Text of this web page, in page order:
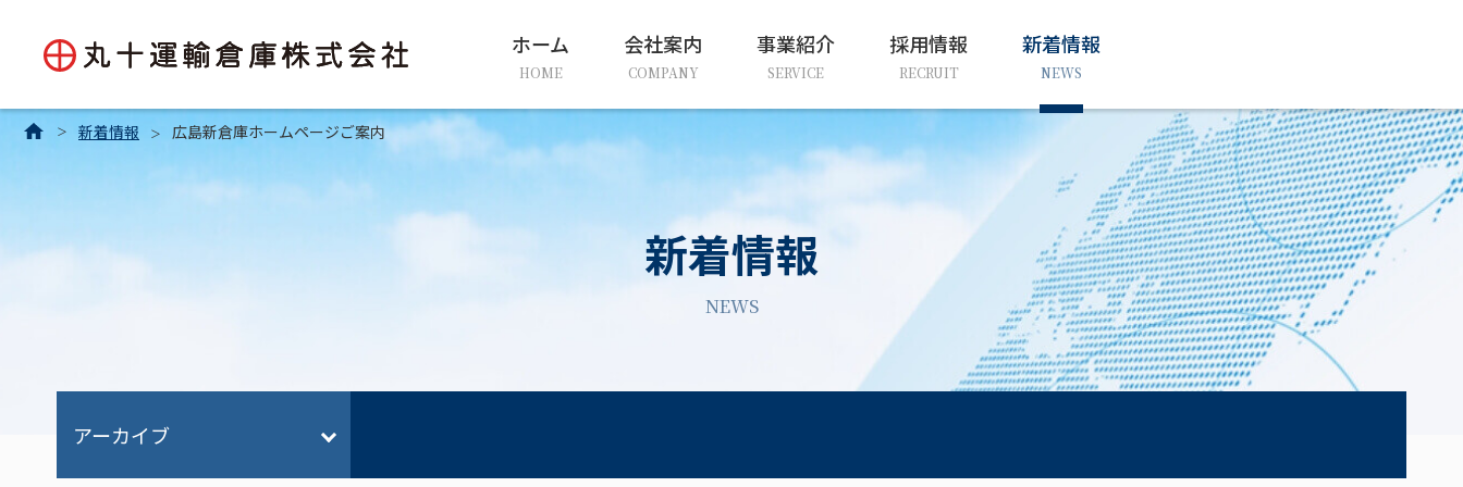
ホーム
HOME
会社案内
COMPANY
事業紹介
SERVICE
採用情報
RECRUIT
新着情報
NEWS
新着情報 広島新倉庫ホームページご案内
新着情報
NEWS